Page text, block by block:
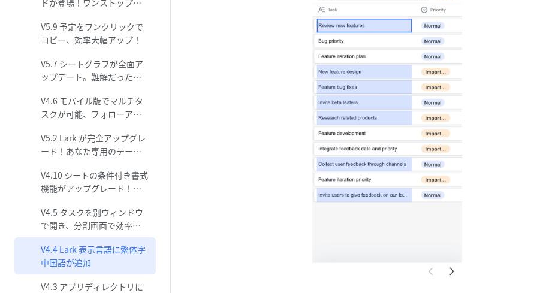
ドが登場！ワンストップ型
V5.9 予定をワンクリックで
コピー、効率大幅アップ！
V5.7 シートグラフが全面ア
ップデート。難解だったデ
V4.6 モバイル版でマルチタ
スクが可能、フォローアッ
V5.2 Lark が完全アップグレ
ード！あなた専用のテーマ
V4.10 シートの条件付き書式
機能がアップグレード！デ
V4.5 タスクを別ウィンドウ
で開き、分割画面で効率的
に作業
V4.4 Lark 表示言語に繁体字
中国語が追加
V4.3 アプリディレクトリに